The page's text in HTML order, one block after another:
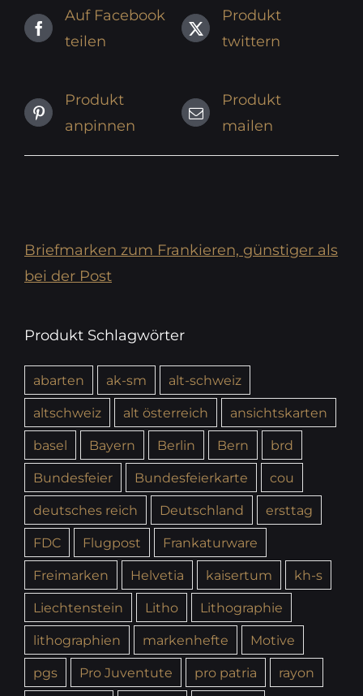
Auf Facebook
teilen
Produkt
twittern
Produkt
anpinnen
Produkt
mailen
Briefmarken zum Frankieren, günstiger als
bei der Post
Produkt Schlagwörter
abarten ak-sm
alt-schweiz
altschweiz
alt österreich
ansichtskarten
basel
Bayern Berlin Bern
brd
Bundesfeier
Bundesfeierkarte
cou
deutsches reich
Deutschland
ersttag
FDC
Flugpost
Frankaturware
Freimarken
Helvetia kaisertum
kh-s
Liechtenstein
Litho
Lithographie
lithographien
markenhefte
Motive
pgs
Pro Juventute pro patria rayon